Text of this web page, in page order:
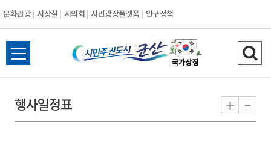
문화관광 시장실 시의회 시민광장플랫폼 인구정책
시
민
전
체
뉴
열
검
색
기
행사일정표 + -